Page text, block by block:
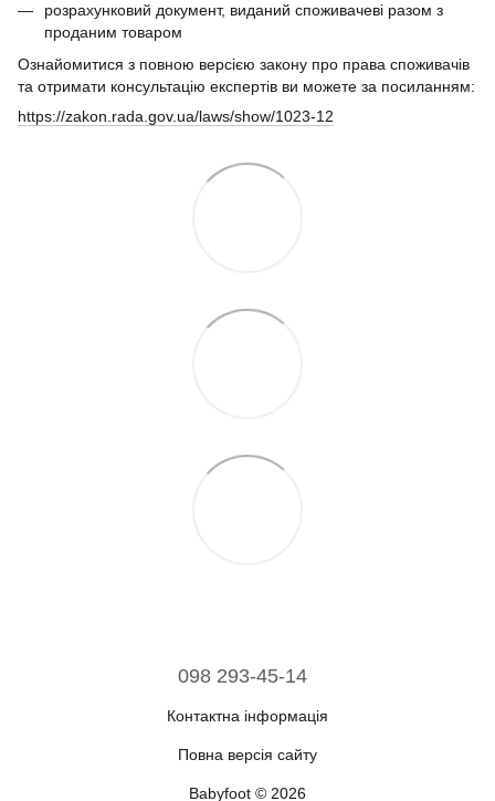
розрахунковий документ, виданий споживачеві разом з
проданим товаром
Ознайомитися з повною версією закону про права споживачів
та отримати консультацію експертів ви можете за посиланням:
https://zakon.rada.gov.ua/laws/show/1023-12
098 293-45-14
Контактна інформація
Повна версія сайту
Babyfoot © 2026